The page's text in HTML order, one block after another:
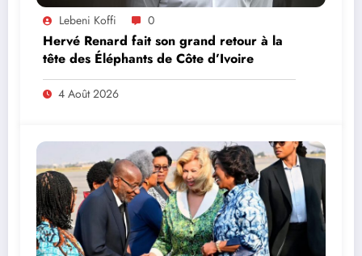
Lebeni Koffi 0
Hervé Renard fait son grand retour à la
tête des Éléphants de Côte d’Ivoire
4 Août 2026